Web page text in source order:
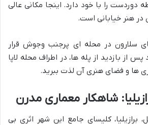
دوردست را با خود دارد. اینجا مکانی عالی
هنر خیابانی است.
سلارون در محله ای پرجنب وجوش قرار
از بازدید از پله ها، در اطراف محله لاپا
ها و فضای هنری آن لذت ببرید.
شاهکار معماری مدرن
برازیلیا، کلیسای جامع این شهر اثری بی